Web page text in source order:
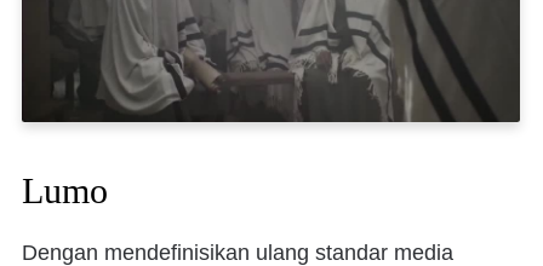
Lumo
Dengan mendefinisikan ulang standar media